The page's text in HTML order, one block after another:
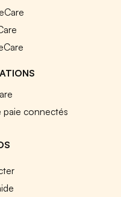
paie connectés